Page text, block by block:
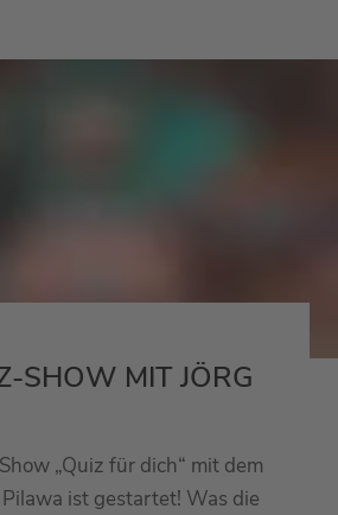
SHOW MIT JÖRG
„Quiz für dich“ mit dem
ist gestartet! Was die